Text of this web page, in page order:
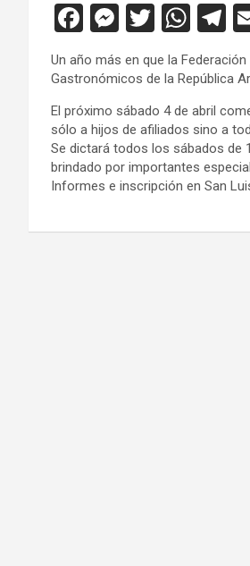
F
ce
b
o
o
k
M
se
n
g
er
T
wi
tt
er
W
h
at
s
A
p
p
T
el
e
a
m
Un año más en que la
Gastronómicos de la República
El próximo sábado 4 de abril
sólo a hijos de afiliados sino a
Se dictará todos los sábados de
brindado por importantes
Informes e inscripción en San